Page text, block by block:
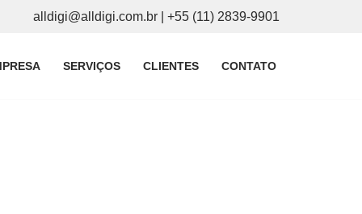
alldigi@alldigi.com.br | +55 (11) 2839-9901
SERVIÇOS CLIENTES CONTATO